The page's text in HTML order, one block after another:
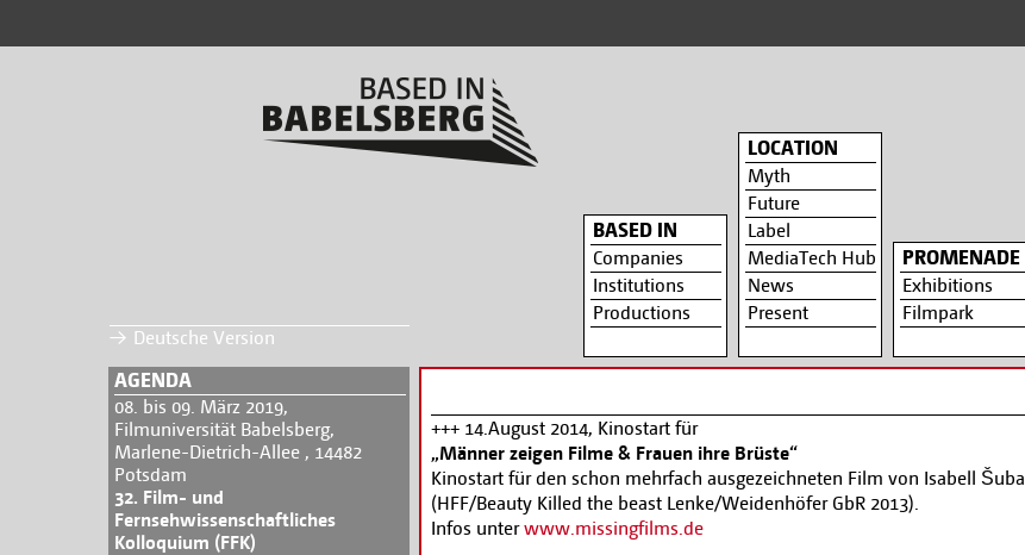
Deutsche Version
BASED IN
Companies
Institutions
Productions
LOCATION
Myth
Future
Label
MediaTech Hub
News
Present
PROMENADE
Exhibitions
Filmpark
AGENDA
08. bis 09. März 2019,
Filmuniversität Babelsberg,
Marlene-Dietrich-Allee , 14482
Potsdam
32. Film- und
Fernsehwissenschaftliches
Kolloquium (FFK)
+++ 14.August 2014, Kinostart für
„Männer zeigen Filme & Frauen ihre Brüste“
Kinostart für den schon mehrfach ausgezeichneten Film von Isabell Šuba
(HFF/Beauty Killed the beast Lenke/Weidenhöfer GbR 2013).
Infos unterwww.missingfilms.de